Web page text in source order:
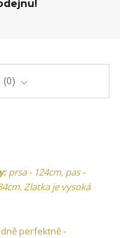
0
prsa - 124cm, pas -
Zlatka je vysoká
perfektně -